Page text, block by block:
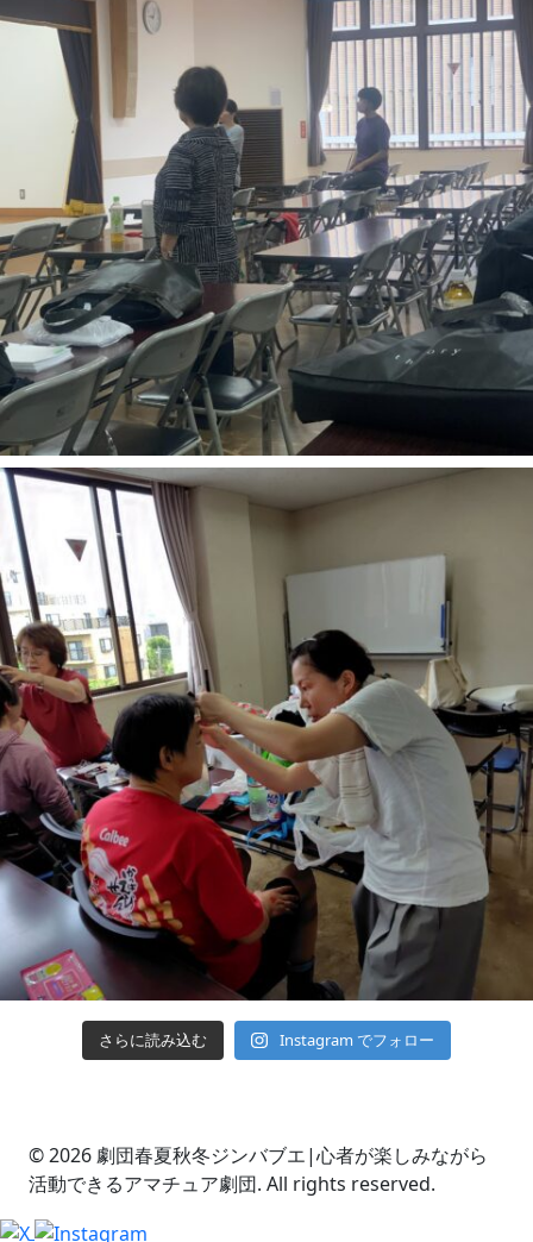
さらに読み込む Instagram でフォロー
© 2026 劇団春夏秋冬ジンバブエ|心者が楽しみながら
活動できるアマチュア劇団. All rights reserved.